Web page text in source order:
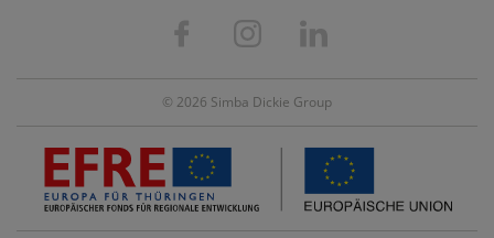
© 2026 Simba Dickie Group